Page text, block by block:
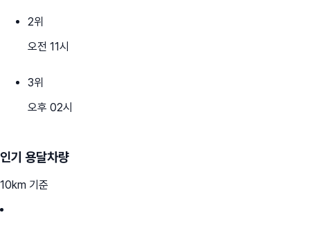
2위
오전 11시
3위
오후 02시
인기 용달차량
10km 기준